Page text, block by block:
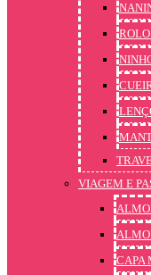
VIAGEM E
CAPA